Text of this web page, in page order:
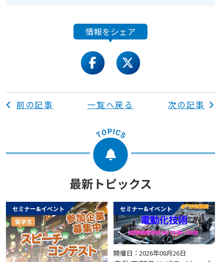
情報をシェア
facebooktwitter
前の記事 一覧へ戻る 次の記事
最新トピックス
セミナー&イベント セミナー&イベント
開催日：2026年08月26日